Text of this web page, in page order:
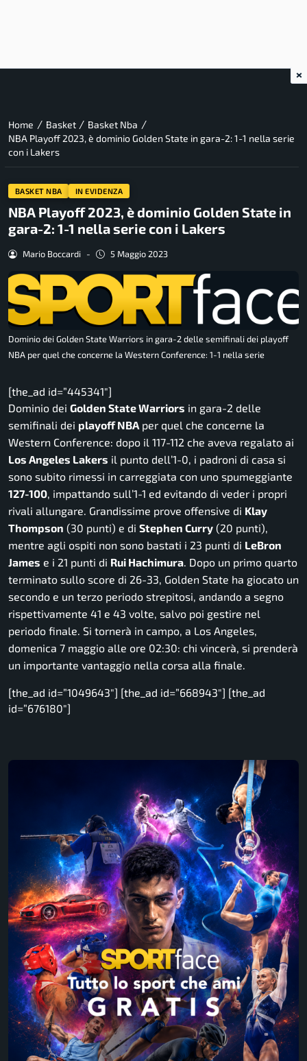
Home / Basket / Basket Nba /
NBA Playoff 2023, è dominio Golden State in gara-2: 1-1 nella serie
con i Lakers
BASKET NBA IN EVIDENZA
NBA Playoff 2023, è dominio Golden State in
gara-2: 1-1 nella serie con i Lakers
Mario Boccardi - 5 Maggio 2023
Dominio dei Golden State Warriors in gara-2 delle semifinali dei playoff
NBA per quel che concerne la Western Conference: 1-1 nella serie
[the_ad id=”445341″]
Dominio dei Golden State Warriors in gara-2 delle
semifinali dei playoff NBA per quel che concerne la
Western Conference: dopo il 117-112 che aveva regalato ai
Los Angeles Lakers il punto dell’1-0, i padroni di casa si
sono subito rimessi in carreggiata con uno spumeggiante
127-100 , impattando sull’1-1 ed evitando di veder i propri
rivali allungare. Grandissime prove offensive di Klay
Thompson (30 punti) e di Stephen Curry (20 punti),
mentre agli ospiti non sono bastati i 23 punti di LeBron
James e i 21 punti di Rui Hachimura . Dopo un primo quarto
terminato sullo score di 26-33, Golden State ha giocato un
secondo e un terzo periodo strepitosi, andando a segno
rispettivamente 41 e 43 volte, salvo poi gestire nel
periodo finale. Si tornerà in campo, a Los Angeles,
domenica 7 maggio alle ore 02:30: chi vincerà, si prenderà
un importante vantaggio nella corsa alla finale.
[the_ad id=”1049643″] [the_ad id=”668943″] [the_ad
id=”676180″]
×